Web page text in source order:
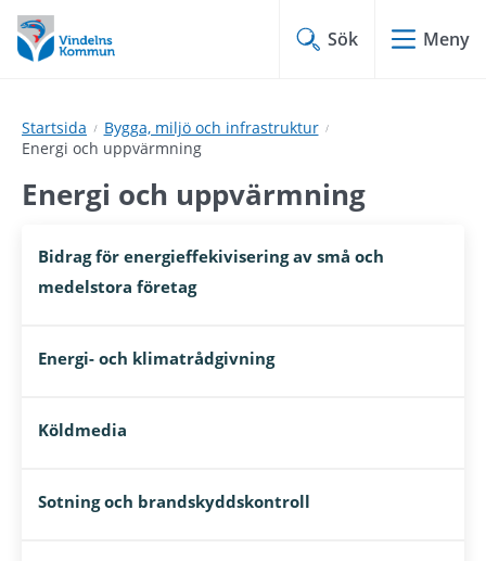
Hoppa
till
innehåll
Hoppa
till
undermeny
Sök Meny
Startsida
Bygga, miljö och infrastruktur
Energi och uppvärmning
Energi och uppvärmning
Bidrag för energieffekivisering av små och
medelstora företag
Energi- och klimatrådgivning
Köldmedia
Sotning och brandskyddskontroll